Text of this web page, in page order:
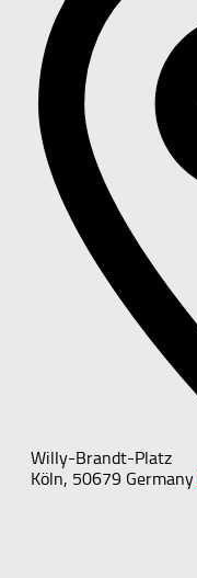
Willy-Brandt-Platz
Köln, 50679 Germany